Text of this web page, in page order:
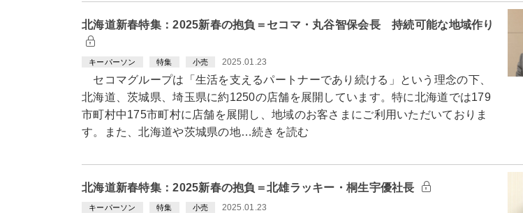
北海道新春特集：2025新春の抱負＝セコマ・丸谷智保会長 持続可能な地域作り
キーパーソン 特集 小売 2025.01.23
セコマグループは「生活を支えるパートナーであり続ける」という理念の下、
北海道、茨城県、埼玉県に約1250の店舗を展開しています。特に北海道では179
市町村中175市町村に店舗を展開し、地域のお客さまにご利用いただいておりま
す。また、北海道や茨城県の地…続きを読む
北海道新春特集：2025新春の抱負＝北雄ラッキー・桐生宇優社長
キーパーソン 特集 小売 2025.01.23